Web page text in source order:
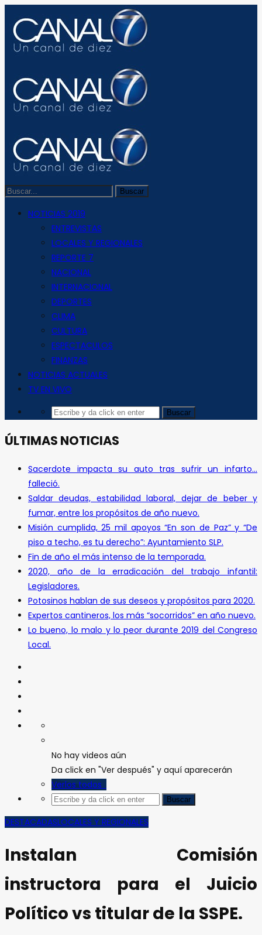
NOTICIAS 2019
ENTREVISTAS
LOCALES Y REGIONALES
REPORTE 7
NACIONAL
INTERNACIONAL
DEPORTES
CLIMA
CULTURA
ESPECTACULOS
FINANZAS
NOTICIAS ACTUALES
TV EN VIVO
ÚLTIMAS NOTICIAS
Sacerdote impacta su auto tras sufrir un infarto…
falleció.
Saldar deudas, estabilidad laboral, dejar de beber y
fumar, entre los propósitos de año nuevo.
Misión cumplida, 25 mil apoyos “En son de Paz” y “De
piso a techo, es tu derecho”: Ayuntamiento SLP.
Fin de año el más intenso de la temporada.
2020, año de la erradicación del trabajo infantil:
Legisladores.
Potosinos hablan de sus deseos y propósitos para 2020.
Expertos cantineros, los más “socorridos” en año nuevo.
Lo bueno, lo malo y lo peor durante 2019 del Congreso
Local.
No hay videos aún
Da click en "Ver después" y aquí aparecerán
Verlos todos
DESTACADASLOCALES Y REGIONALES
Instalan Comisión
instructora para el Juicio
Político vs titular de la SSPE.